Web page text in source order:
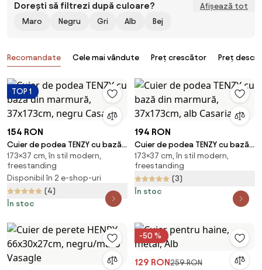
Dorești să filtrezi după culoare?
Afișează tot
Maro
Negru Gri Alb Bej
Produse
Recomandate Cele mai vândute Preț crescător Preț
TOP 1
154 RON
Cuier de podea TENZY cu bază
din marmură, 37x173cm, negru
Casaria
173×37 cm, în stil modern,
freestanding
Disponibil în 2 e-shop-uri
(4)
În stoc
194 RON
Cuier de podea TENZY cu bază
din marmură, 37x173cm, alb
Casaria
173×37 cm, în stil modern,
freestanding
(3)
În stoc
-50 %
129 RON259 RON